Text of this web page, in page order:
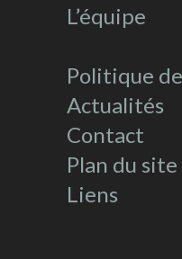
L’équipe
Politique
Actualités
Contact
Plan du site
Liens